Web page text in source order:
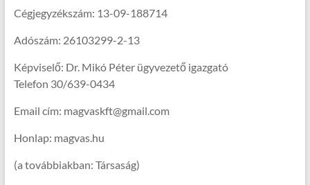
Cégjegyzékszám: 13-09-188714
Adószám: 26103299-2-13
Képviselő: Dr. Mikó Péter ügyvezető igazgató
Telefon 30/639-0434
Email cím: magvaskft@gmail.com
Honlap: magvas.hu
(a továbbiakban: Társaság)